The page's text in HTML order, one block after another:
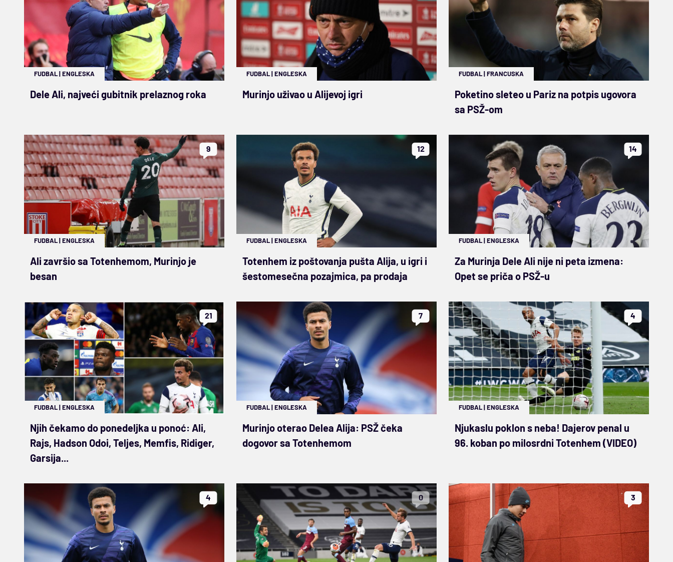
FUDBAL|ENGLESKA
Dele Ali, najveći gubitnik prelaznog roka
FUDBAL|ENGLESKA
Murinjo uživao u Alijevoj igri
FUDBAL|FRANCUSKA
Poketino sleteo u Pariz na potpis ugovora
sa PSŽ-om
9
FUDBAL|ENGLESKA
Ali završio sa Totenhemom, Murinjo je
besan
12
FUDBAL|ENGLESKA
Totenhem iz poštovanja pušta Alija, u igri i
šestomesečna pozajmica, pa prodaja
14
FUDBAL|ENGLESKA
Za Murinja Dele Ali nije ni peta izmena:
Opet se priča o PSŽ-u
21
FUDBAL|ENGLESKA
Njih čekamo do ponedeljka u ponoć: Ali,
Rajs, Hadson Odoi, Teljes, Memfis, Ridiger,
Garsija...
7
FUDBAL|ENGLESKA
Murinjo oterao Delea Alija: PSŽ čeka
dogovor sa Totenhemom
4
FUDBAL|ENGLESKA
Njukaslu poklon s neba! Dajerov penal u
96. koban po milosrdni Totenhem (VIDEO)
4 0 3